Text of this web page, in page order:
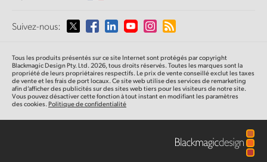
Monitoring
MultiView
Routage et distribution
Diffusion et encodage
Médias
Sélectionnez un pays
Australia
Austria
Suivez-nous:
Tous les produits présentés sur ce site Internet sont protégés par copyright
Blackmagic Design Pty. Ltd. 2026, tous droits réservés. Toutes les marques sont la
propriété de leurs propriétaires respectifs. Le prix de vente conseillé exclut les taxes
de vente et les frais de port locaux. Ce site web utilise des services de remarketing
afin d’afficher des publicités sur des sites web tiers pour les visiteurs de notre site.
Vous pouvez désactiver cette fonction à tout instant en modifiant les paramètres
des cookies.Politique de confidentialité